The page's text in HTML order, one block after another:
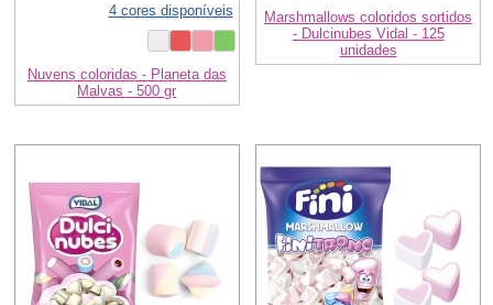
4 cores disponíveis
Nuvens coloridas - Planeta das
Malvas - 500 gr
Marshmallows coloridos sortidos
- Dulcinubes Vidal - 125
unidades